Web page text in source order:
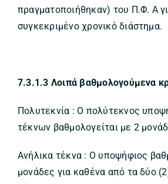
πραγματοποιήθηκαν) του Π.Φ. Α
συγκεκριμένο χρονικό διάστημα.
7.3.1.3 Λοιπά βαθμολογούμενα
Πολυτεκνία : Ο πολύτεκνος
τέκνων βαθμολογείται με 2
Ανήλικα τέκνα : Ο υποψήφιος
μονάδες για καθένα από τα δύο